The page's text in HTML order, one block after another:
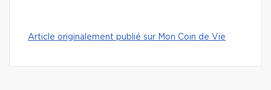
Article originalement publié sur Mon Coin de Vie